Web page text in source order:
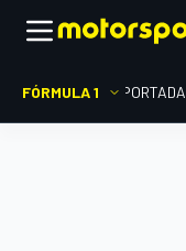
FÓRMULA 1 PORTADA